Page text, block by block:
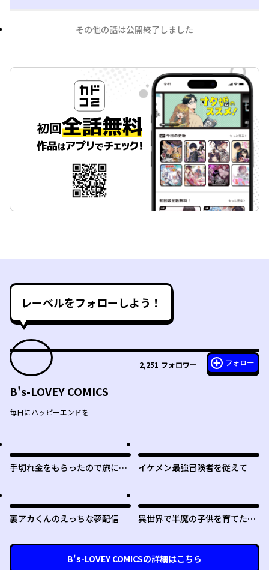
その他の話は公開終了しました
レーベルをフォローしよう！
2,251 フォロワー フォロー
B's-LOVEY COMICS
毎日にハッピーエンドを
手切れ金をもらったので旅に出
イケメン最強冒険者を従えて
裏アカくんのえっちな夢配信
異世界で半魔の子供を育てたら
B's-LOVEY COMICSの詳細はこちら